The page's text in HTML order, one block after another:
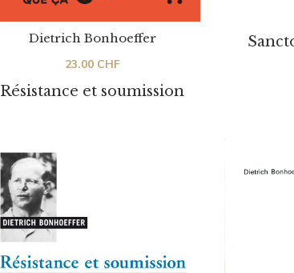
Résistance et soumission
Dietrich Bonhoeffer
23.00 CHF